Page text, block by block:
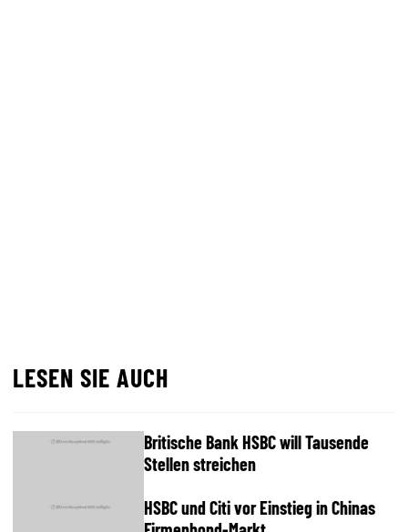
LESEN SIE AUCH
Britische Bank HSBC will Tausende
Stellen streichen
HSBC und Citi vor Einstieg in Chinas